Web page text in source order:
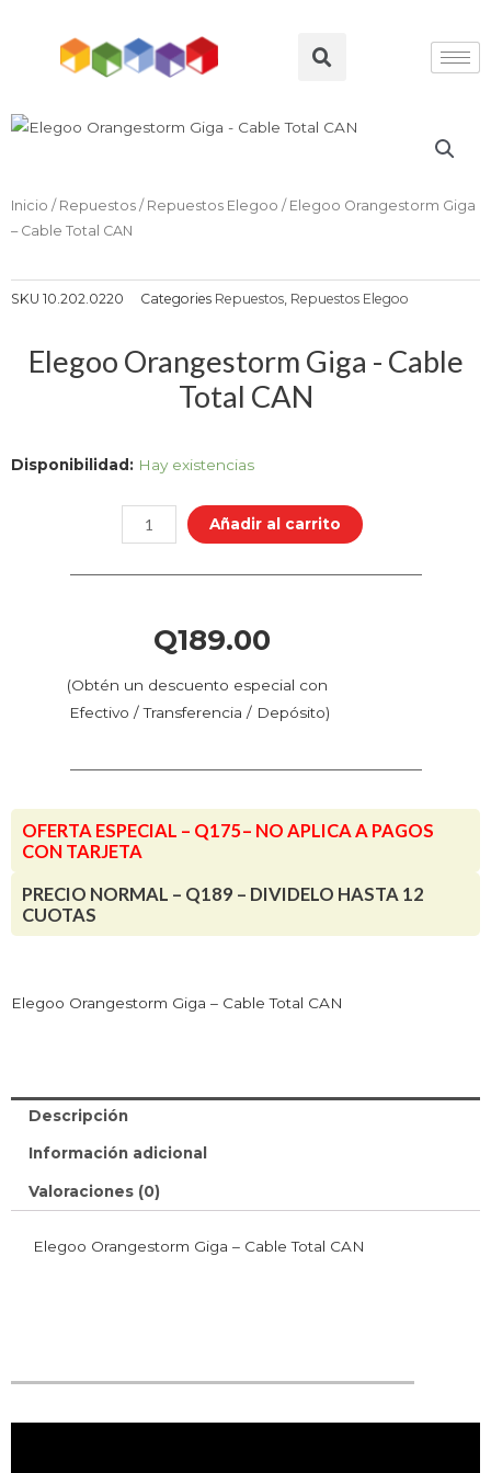
contenido
Search
Inicio / Repuestos / Repuestos Elegoo / Elegoo Orangestorm Giga
– Cable Total CAN
SKU 10.202.0220 Categories Repuestos, Repuestos Elegoo
Elegoo Orangestorm Giga - Cable
Total CAN
Disponibilidad: Hay existencias
Elegoo
Giga
-
Cable
cantidad
Añadir al carrito
Q189.00
(Obtén un descuento especial con
Efectivo / Transferencia / Depósito)
OFERTA ESPECIAL – Q175– NO APLICA A PAGOS
CON TARJETA
PRECIO NORMAL – Q189 – DIVIDELO HASTA 12
CUOTAS
Elegoo Orangestorm Giga – Cable Total CAN
Descripción
Información adicional
Valoraciones (0)
Elegoo Orangestorm Giga – Cable Total CAN